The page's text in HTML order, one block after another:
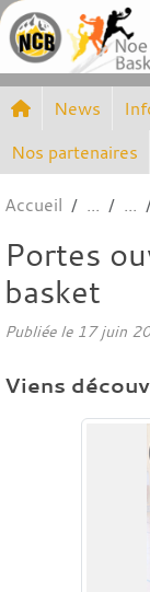
News
Nos partenaires
Accueil
Portes
basket
Publiée le 17 juin
Viens
Panneau de